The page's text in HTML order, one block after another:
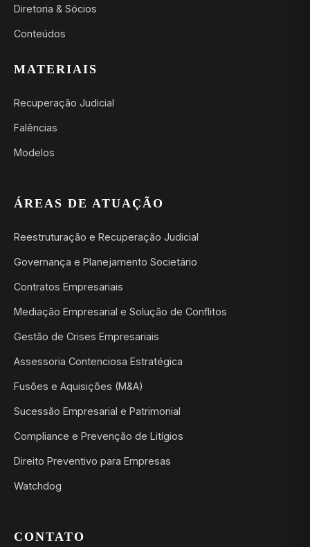
Diretoria & Sócios
Conteúdos
MATERIAIS
Recuperação Judicial
Falências
Modelos
ÁREAS DE ATUAÇÃO
Reestruturação e Recuperação Judicial
Governança e Planejamento Societário
Contratos Empresariais
Mediação Empresarial e Solução de Conflitos
Gestão de Crises Empresariais
Assessoria Contenciosa Estratégica
Fusões e Aquisições (M&A)
Sucessão Empresarial e Patrimonial
Compliance e Prevenção de Litígios
Direito Preventivo para Empresas
Watchdog
CONTATO